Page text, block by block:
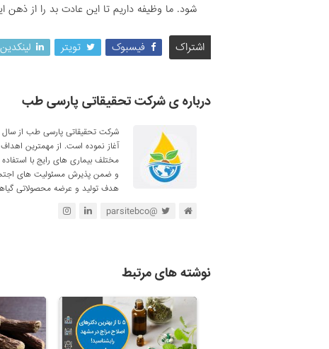
شود. ما وظیفه داریم تا این عادت بد را از ذهن
اشتراک فیسبوک تویتر لینکدین
درباره ی شرکت تحقیقاتی پارسی طب
آغاز نموده است. از مهمترین
مختلف بیماری های رایج با
و ضمن پذیرش مسئولیت های
هدف تولید و عرضه محصولاتی
@parsitebco
نوشته های مرتبط